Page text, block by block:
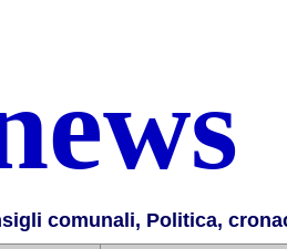
comunali, Politica,